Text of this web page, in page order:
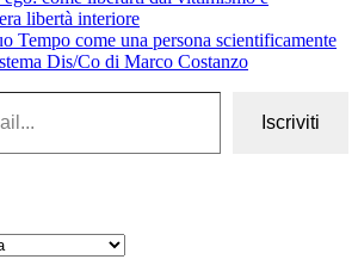
libertà interiore
Tempo come una persona scientificamente
Dis/Co di Marco Costanzo
Iscriviti